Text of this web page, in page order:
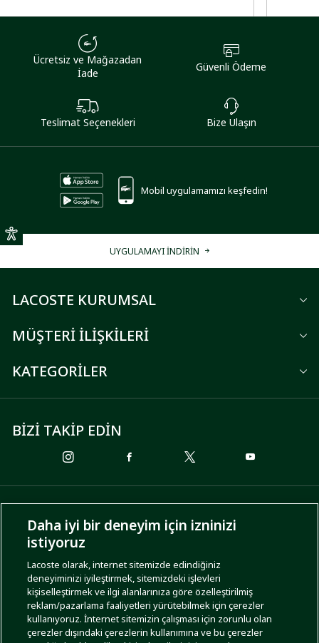
Ücretsiz ve Mağazadan
İade
Güvenli Ödeme
Teslimat Seçenekleri Bize Ulaşın
Mobil uygulamamızı keşfedin!
UYGULAMAYI İNDİRİN
LACOSTE KURUMSAL
MÜŞTERİ İLİŞKİLERİ
KATEGORİLER
BİZİ TAKİP EDİN
ÖDEME SEÇENEKLERİ
KARGO SEÇENEKLERİ
Daha iyi bir deneyim için izninizi
istiyoruz
Lacoste olarak, internet sitemizde edindiğiniz
deneyiminizi iyileştirmek, sitemizdeki işlevleri
kişiselleştirmek ve ilgi alanlarınıza göre özelleştirilmiş
reklam/pazarlama faaliyetleri yürütebilmek için çerezler
kullanıyoruz. İnternet sitemizin çalışması için zorunlu olan
çerezler dışındaki çerezlerin kullanımına ve bu çerezler